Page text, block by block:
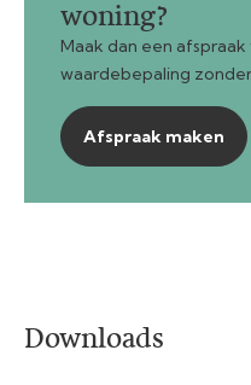
woning?
Maak dan een
waardebepaling
Afspraak maken
Downloads